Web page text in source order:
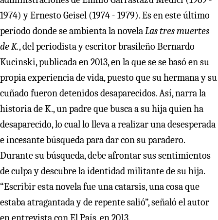
1974) y Ernesto Geisel (1974 - 1979). Es en este último
período donde se ambienta la novelaLas tres muertes
de K., del periodista y escritor brasileño Bernardo
Kucinski, publicada en 2013, en la que se se basó en su
propia experiencia de vida, puesto que su hermana y su
cuñado fueron detenidos desaparecidos. Así, narra la
historia de K., un padre que busca a su hija quien ha
desaparecido, lo cual lo lleva a realizar una desesperada
e incesante búsqueda para dar con su paradero.
Durante su búsqueda, debe afrontar sus sentimientos
de culpa y descubre la identidad militante de su hija.
“Escribir esta novela fue una catarsis, una cosa que
estaba atragantada y de repente salió”, señaló el autor